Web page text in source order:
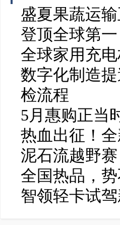
盛夏果蔬运
登顶全球第
全球家用充
数字化制造
检流程
5月惠购正当
热血出征！
泥石流越野赛
全国热品，
智领轻卡试